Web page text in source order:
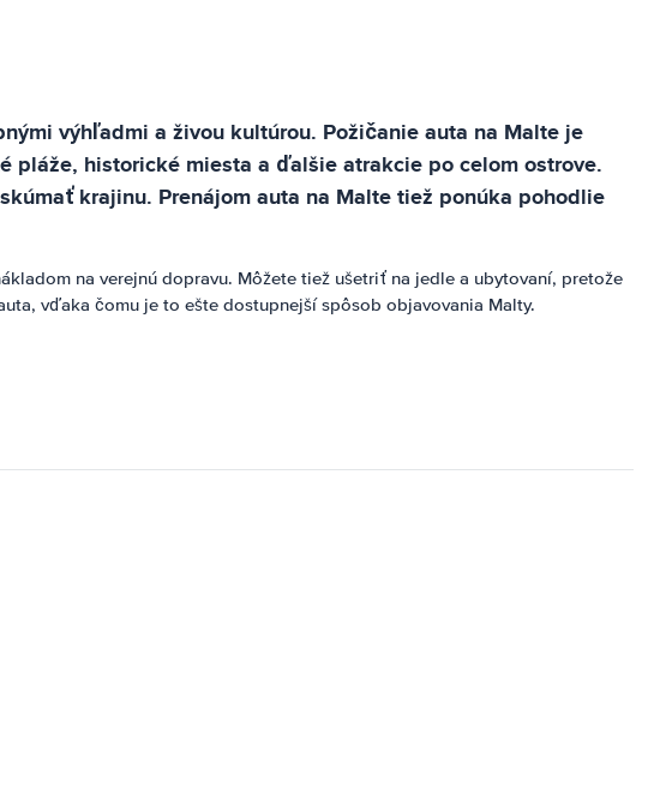
výhľadmi a živou kultúrou. Požičanie auta na Malte je
pláže, historické miesta a ďalšie atrakcie po celom ostrove.
krajinu. Prenájom auta na Malte tiež ponúka pohodlie
na verejnú dopravu. Môžete tiež ušetriť na jedle a ubytovaní, pretože
vďaka čomu je to ešte dostupnejší spôsob objavovania Malty.